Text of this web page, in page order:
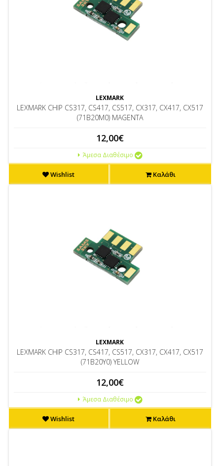
LEXMARK
LEXMARK CHIP CS317, CS417, CS517, CX317, CX417, CX517
(71B20M0) MAGENTA
12,00€
Άμεσα Διαθέσιμο
Wishlist Καλάθι
LEXMARK
LEXMARK CHIP CS317, CS417, CS517, CX317, CX417, CX517
(71B20Y0) YELLOW
12,00€
Άμεσα Διαθέσιμο
Wishlist Καλάθι